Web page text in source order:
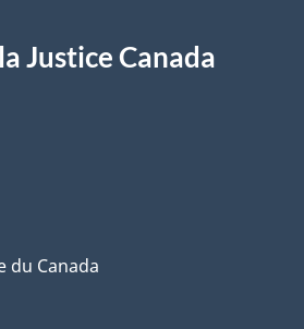
Justice Canada
du Canada